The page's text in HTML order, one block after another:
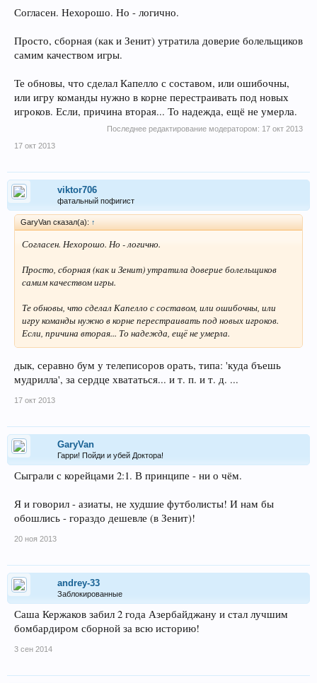
Согласен. Нехорошо. Но - логично.
Просто, сборная (как и Зенит) утратила доверие болельщиков
самим качеством игры.
Те обновы, что сделал Капелло с составом, или ошибочны,
или игру команды нужно в корне перестраивать под новых
игроков. Если, причина вторая... То надежда, ещё не умерла.
Последнее редактирование модератором: 17 окт 2013
17 окт 2013
viktor706
фатальный пофигист
GaryVan сказал(а): ↑
Согласен. Нехорошо. Но - логично.
Просто, сборная (как и Зенит) утратила доверие болельщиков
самим качеством игры.
Те обновы, что сделал Капелло с составом, или ошибочны, или
игру команды нужно в корне перестраивать под новых игроков.
Если, причина вторая... То надежда, ещё не умерла.
дык, серавно бум у телеписоров орать, типа: 'куда бъешь
мудрилла', за сердце хвататься... и т. п. и т. д. ...
17 окт 2013
GaryVan
Гарри! Пойди и убей Доктора!
Сыграли с корейцами 2:1. В принципе - ни о чём.
Я и говорил - азиаты, не худшие футболисты! И нам бы
обошлись - гораздо дешевле (в Зенит)!
20 ноя 2013
andrey-33
Заблокированные
Саша Кержаков забил 2 года Азербайджану и стал лучшим
бомбардиром сборной за всю историю!
3 сен 2014